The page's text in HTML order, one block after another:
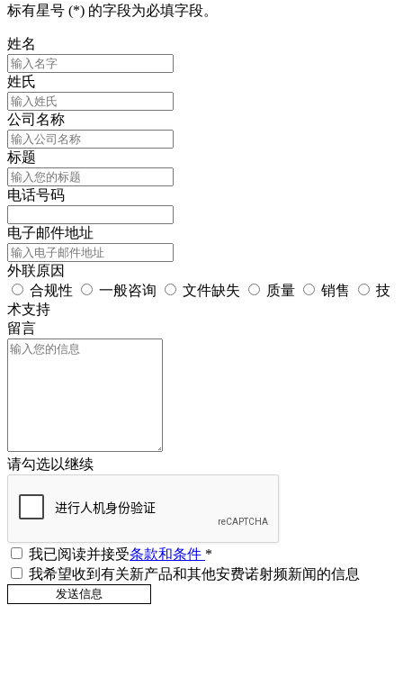
标有星号 (*) 的字段为必填字段。
姓名
姓氏
公司名称
标题
电话号码
电子邮件地址
外联原因
合规性
一般咨询 文件缺失 质量 销售
技
术支持
留言
请勾选以继续
我已阅读并接受条款和条件 *
我希望收到有关新产品和其他安费诺射频新闻的信息